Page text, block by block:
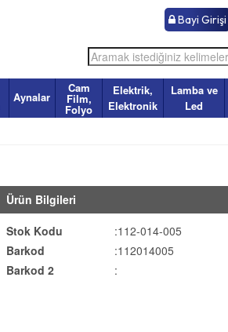
Bayi Girişi
Aynalar
Cam
Film,
Folyo
Elektrik,
Elektronik
Lamba ve
Led
Ürün Bilgileri
Stok Kodu
Barkod
Barkod 2
:112-014-005
:112014005
: